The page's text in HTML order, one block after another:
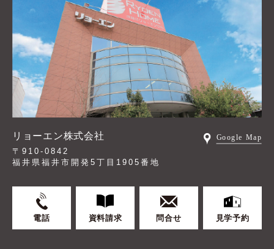
リョーエン株式会社
〒910-0842
福井県福井市開発5丁目1905番地
電話 資料請求 問合せ 見学予約